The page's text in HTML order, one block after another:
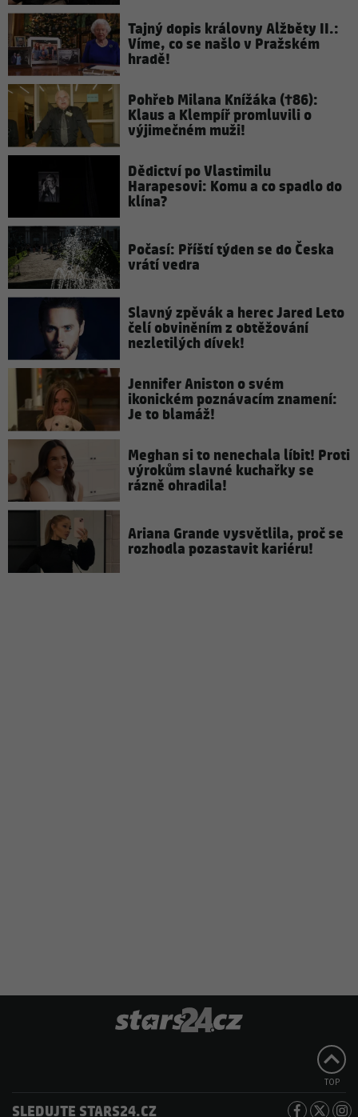
Tajný dopis královny Alžběty II.:
Víme, co se našlo v Pražském
hradě!
Pohřeb Milana Knížáka (†86):
Klaus a Klempíř promluvili o
výjimečném muži!
Dědictví po Vlastimilu
Harapesovi: Komu a co spadlo do
klína?
Počasí: Příští týden se do Česka
vrátí vedra
Slavný zpěvák a herec Jared Leto
čelí obviněním z obtěžování
nezletilých dívek!
Jennifer Aniston o svém
ikonickém poznávacím znamení:
Je to blamáž!
Meghan si to nenechala líbit! Proti
výrokům slavné kuchařky se
rázně ohradila!
Ariana Grande vysvětlila, proč se
rozhodla pozastavit kariéru!
TOP
SLEDUJTE STARS24.CZ